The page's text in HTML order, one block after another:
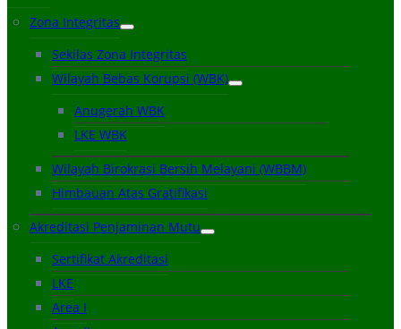
Zona Integritas
Sekilas Zona Integritas
Wilayah Bebas Korupsi (WBK)
Anugerah WBK
LKE WBK
Wilayah Birokrasi Bersih Melayani (WBBM)
Himbauan Atas Gratifikasi
Akreditasi Penjaminan Mutu
Sertifikat Akreditasi
LKE
Area I